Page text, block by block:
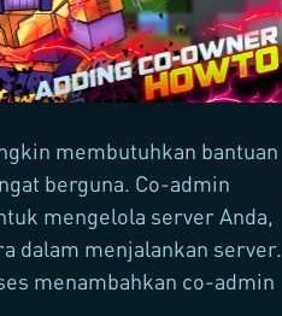
membutuhkan bantuan
berguna. Co-admin
mengelola server Anda,
dalam menjalankan server.
menambahkan co-admin